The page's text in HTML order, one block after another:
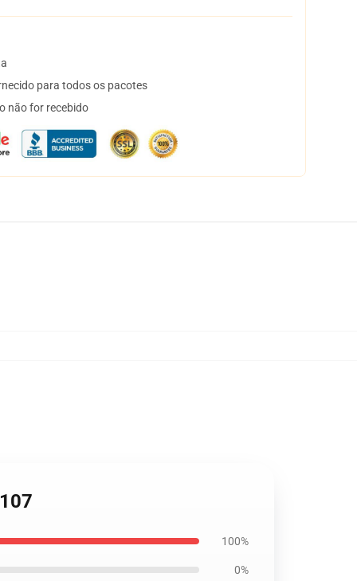
para todos os pacotes
não for recebido
100%
0%